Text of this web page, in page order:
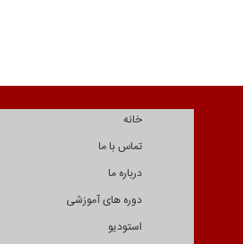
خانه
تماس با ما
درباره ما
دوره های آموزشی
استودیو